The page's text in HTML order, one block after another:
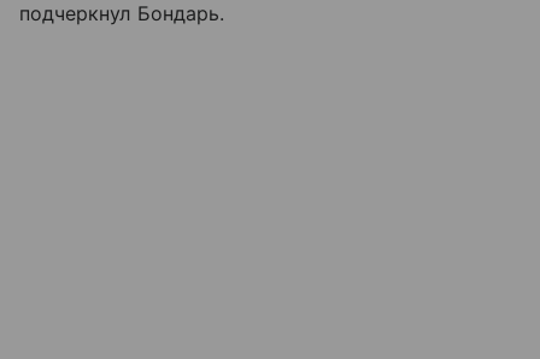
подчеркнул Бондарь.